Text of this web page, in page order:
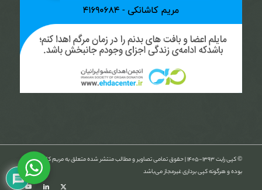
© کپی رایت ۱۳۹۳-۱۴۰۵ | حقوق تمامی تصاویر و مطالب منتشر شده متعلق به مریم کاشانکی
بوده و هرگونه کپی برداری غیرمجاز می‌باشد